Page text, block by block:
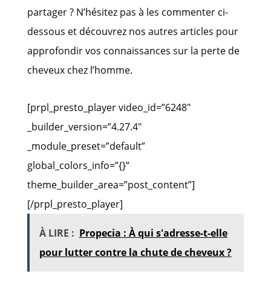
partager ? N’hésitez pas à les commenter ci-
dessous et découvrez nos autres articles pour
approfondir vos connaissances sur la perte de
cheveux chez l’homme.
[prpl_presto_player video_id=”6248″
_builder_version=”4.27.4″
_module_preset=”default”
global_colors_info=”{}”
theme_builder_area=”post_content”]
[/prpl_presto_player]
À LIRE : Propecia : À qui s'adresse-t-elle
pour lutter contre la chute de cheveux ?